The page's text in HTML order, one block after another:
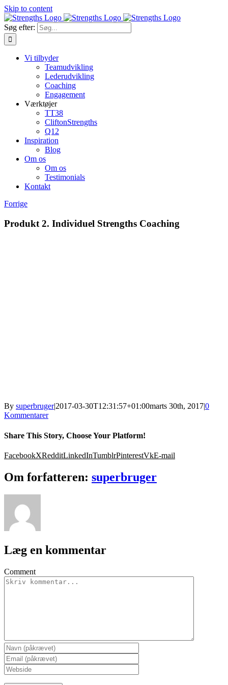
Skip to content
Søg efter:
Vi tilbyder
Teamudvikling
Lederudvikling
Coaching
Engagement
Værktøjer
TT38
CliftonStrengths
Q12
Inspiration
Blog
Om os
Om os
Testimonials
Kontakt
Forrige
Produkt 2. Individuel Strengths Coaching
By superbruger|2017-03-30T12:31:57+01:00marts 30th, 2017|0
Kommentarer
Share This Story, Choose Your Platform!
FacebookXRedditLinkedInTumblrPinterestVkE-mail
Om forfatteren: superbruger
Læg en kommentar
Comment